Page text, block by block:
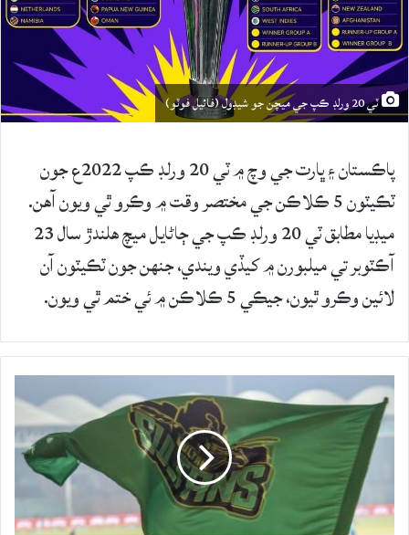
ٽي 20 ورلڊ ڪپ جي ميچن جو شيڊول (فائيل فوٽو)
پاڪستان ۽ ڀارت جي وچ ۾ ٽي 20 ورلڊ ڪپ 2022ع جون
ٽڪيٽون 5 ڪلاڪن جي مختصر وقت ۾ وڪرو ٿي ويون آهن.
ميڊيا مطابق ٽي 20 ورلڊ ڪپ جي ڄاڻايل ميچ هلندڙ سال 23
آڪٽوبر تي ميلبورن ۾ کيڏي ويندي، جنهن جون ٽڪيٽون آن
لائين وڪرو ٿيون، جيڪي 5 ڪلاڪن ۾ ئي ختم ٿي ويون.